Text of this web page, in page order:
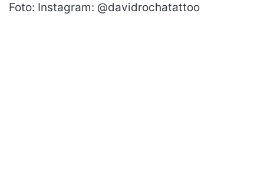
Foto: Instagram: @davidrochatattoo